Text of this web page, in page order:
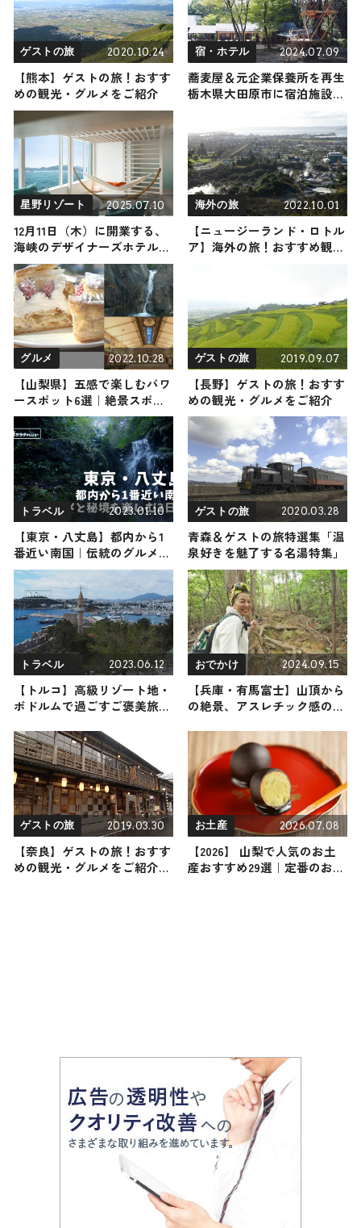
ゲストの旅 2020.10.24
【熊本】ゲストの旅！おすす
めの観光・グルメをご紹介
宿・ホテル 2024.07.09
蕎麦屋＆元企業保養所を再生
栃木県大田原市に宿泊施設
星野リゾート 2025.07.10
12月11日（木）に開業する、
海峡のデザイナーズホテル
「リゾナーレ下関」が予約受
付をスタート！
海外の旅 2022.10.01
【ニュージーランド・ロトル
ア】海外の旅！おすすめ観光
グルメ 2022.10.28
【山梨県】五感で楽しむパワ
ースポット6選｜絶景スポッ
トと絶品スイーツをご紹介
ゲストの旅 2019.09.07
【長野】ゲストの旅！おすす
めの観光・グルメをご紹介
トラベル 2023.01.10
【東京・八丈島】都内から1
番近い南国｜伝統のグルメと
秘境を楽しむ2日間
ゲストの旅 2020.03.28
青森＆ゲストの旅特選集「温
泉好きを魅了する名湯特集」
トラベル 2023.06.12
【トルコ】高級リゾート地・
ボドルムで過ごすご褒美旅~
と白い家の町並み~
おでかけ 2024.09.15
【兵庫・有馬富士】山頂から
の絶景、アスレチック感のあ
人気の低山に三船美佳さんが
登頂！（登山で頂きメシ！コ
ラボ企画）
ゲストの旅 2019.03.30
【奈良】ゲストの旅！おすす
めの観光・グルメをご紹介
お土産 2026.07.08
【2026】 山梨で人気のお土
産おすすめ29選｜定番のお菓